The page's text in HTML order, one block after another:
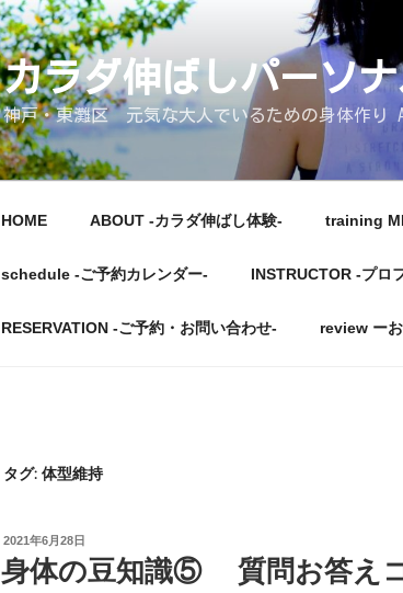
カラダ伸ばしパーソ
神戸・東灘区 元気な大人でいるための身体作り
HOME ABOUT -カラダ伸ばし体験- training
schedule -ご予約カレンダー- INSTRUCTOR -プロ
RESERVATION -ご予約・お問い合わせ- review ー
タグ: 体型維持
投
稿
日:
2021年6月28日
身体の豆知識⑤ 質問お答え